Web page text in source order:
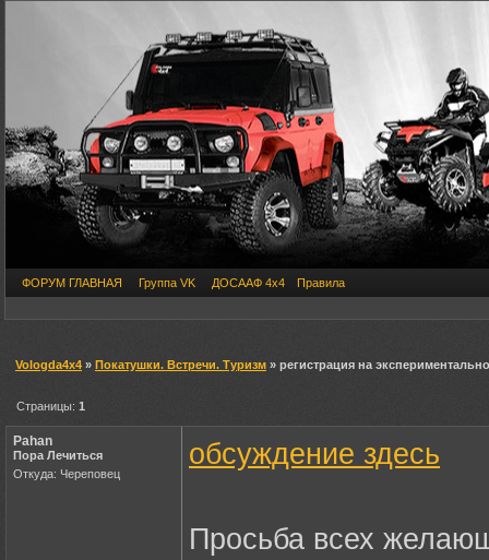
ФОРУМ ГЛАВНАЯ Группа VK ДОСААФ 4х4 Правила
Vologda4x4 » Покатушки. Встречи. Туризм » регистрация на
Страницы:1
Pahan
Пора Лечиться
Откуда: Череповец
обсуждение здесь
Просьба всех